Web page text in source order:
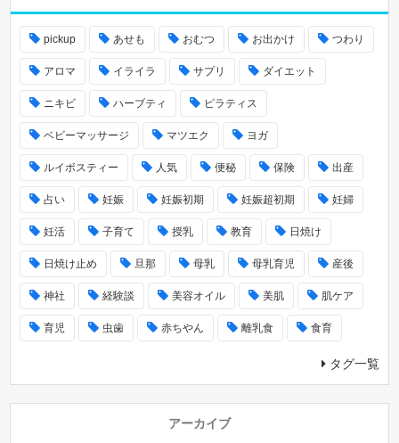
pickup あせも おむつ お出かけ つわり
アロマ イライラ サプリ ダイエット
ニキビ ハーブティ ピラティス
ベビーマッサージ マツエク ヨガ
ルイボスティー 人気 便秘 保険 出産
占い 妊娠 妊娠初期 妊娠超初期 妊婦
妊活 子育て 授乳 教育 日焼け
日焼け止め 旦那 母乳 母乳育児 産後
神社 経験談 美容オイル 美肌 肌ケア
育児 虫歯 赤ちやん 離乳食 食育
タグ一覧
アーカイブ